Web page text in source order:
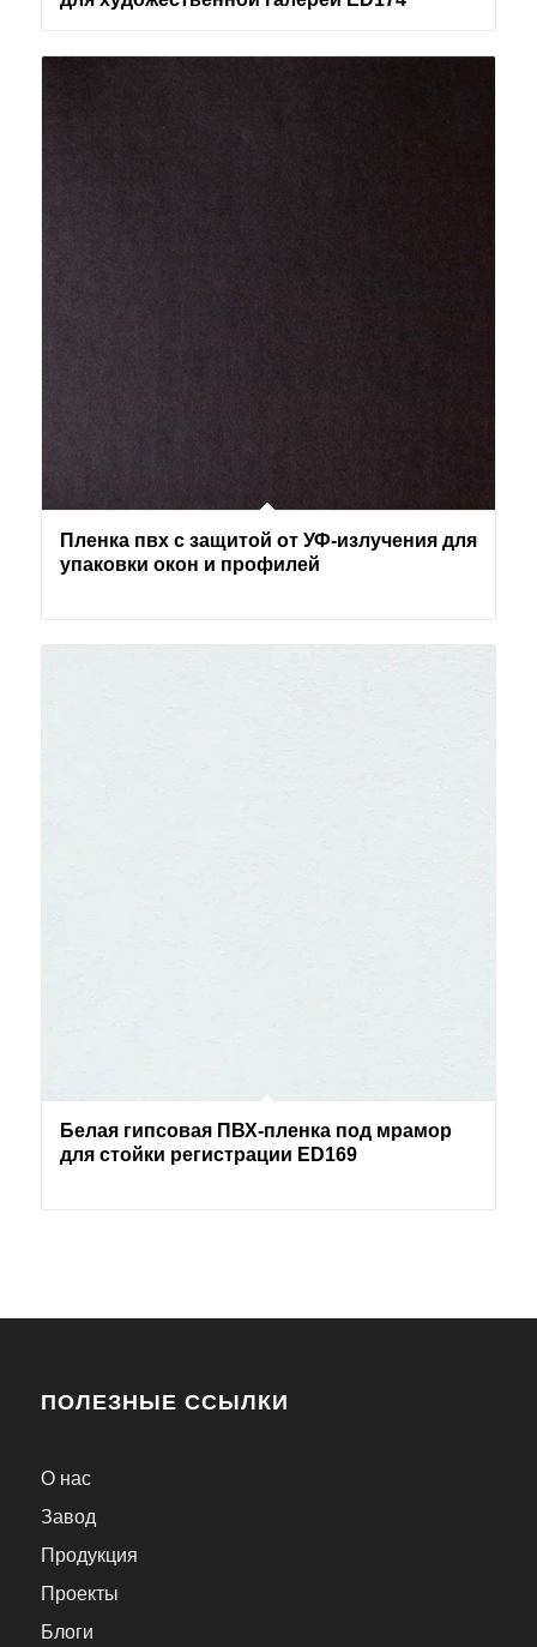
Пленка пвх с защитой от УФ-излучения для
упаковки окон и профилей
Белая гипсовая ПВХ-пленка под мрамор
для стойки регистрации ED169
ПОЛЕЗНЫЕ ССЫЛКИ
О нас
Завод
Продукция
Проекты
Блоги